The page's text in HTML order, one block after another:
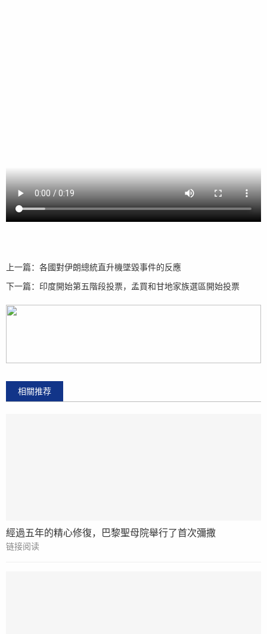
上一篇： 各國對伊朗總統直升機墜毀事件的反應
下一篇： 印度開始第五階段投票，孟買和甘地家族選區開始投票
相關推荐
經過五年的精心修復，巴黎聖母院舉行了首次彌撒
链接阅读